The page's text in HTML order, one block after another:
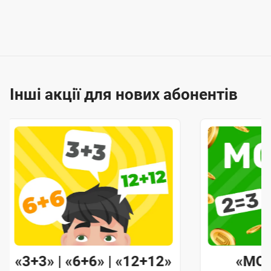
Інші акції для нових абонентів
«3+3» | «6+6» | «12+12»